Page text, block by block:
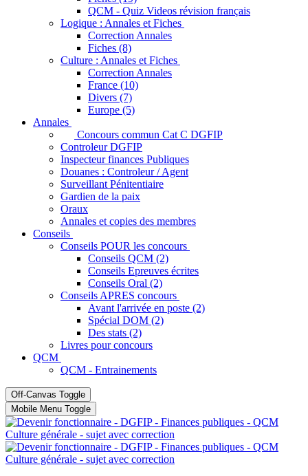
QCM - Quiz Videos révision français
Logique : Annales et Fiches
Correction Annales
Fiches (8)
Culture : Annales et Fiches
Correction Annales
France (10)
Divers (7)
Europe (5)
Annales
Concours commun Cat C DGFIP
Controleur DGFIP
Inspecteur finances Publiques
Douanes : Controleur / Agent
Surveillant Pénitentiaire
Gardien de la paix
Oraux
Annales et copies des membres
Conseils
Conseils POUR les concours
Conseils QCM (2)
Conseils Epreuves écrites
Conseils Oral (2)
Conseils APRES concours
Avant l'arrivée en poste (2)
Spécial DOM (2)
Des stats (2)
Livres pour concours
QCM
QCM - Entrainements
Off-Canvas Toggle
Mobile Menu Toggle